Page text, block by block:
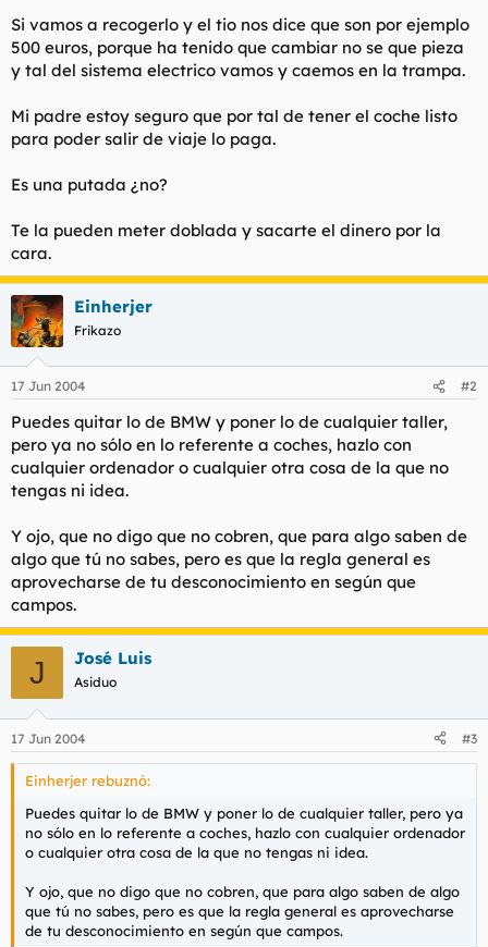
Si vamos a recogerlo y el tio nos dice que son por ejemplo
500 euros, porque ha tenido que cambiar no se que pieza
y tal del sistema electrico vamos y caemos en la trampa.
Mi padre estoy seguro que por tal de tener el coche listo
para poder salir de viaje lo paga.
Es una putada ¿no?
Te la pueden meter doblada y sacarte el dinero por la
cara.
Einherjer
Frikazo
17 Jun 2004 #2
Puedes quitar lo de BMW y poner lo de cualquier taller,
pero ya no sólo en lo referente a coches, hazlo con
cualquier ordenador o cualquier otra cosa de la que no
tengas ni idea.
Y ojo, que no digo que no cobren, que para algo saben de
algo que tú no sabes, pero es que la regla general es
aprovecharse de tu desconocimiento en según que
campos.
J José Luis
Asiduo
17 Jun 2004 #3
Einherjer rebuznó:
Puedes quitar lo de BMW y poner lo de cualquier taller, pero ya
no sólo en lo referente a coches, hazlo con cualquier ordenador
o cualquier otra cosa de la que no tengas ni idea.
Y ojo, que no digo que no cobren, que para algo saben de algo
que tú no sabes, pero es que la regla general es aprovecharse
de tu desconocimiento en según que campos.